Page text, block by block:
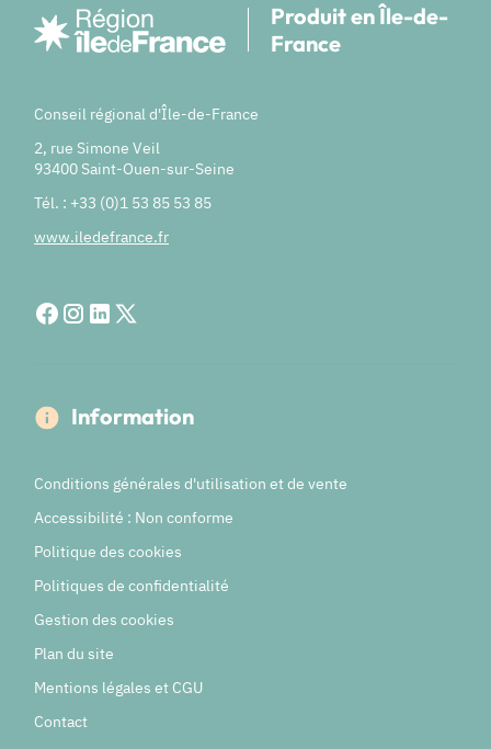
Produit en Île-de-
France
Conseil régional d'Île-de-France
2, rue Simone Veil
93400 Saint-Ouen-sur-Seine
Tél. : +33 (0)1 53 85 53 85
www.iledefrance.fr
Information
Conditions générales d'utilisation et de vente
Accessibilité : Non conforme
Politique des cookies
Politiques de confidentialité
Gestion des cookies
Plan du site
Mentions légales et CGU
Contact